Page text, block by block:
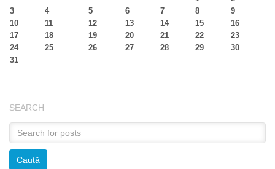
3
4 5 6 7 8
9
10
11 12 13 14 15
16
17
18 19 20 21 22
23
24
25 26 27 28 29
30
31
SEARCH